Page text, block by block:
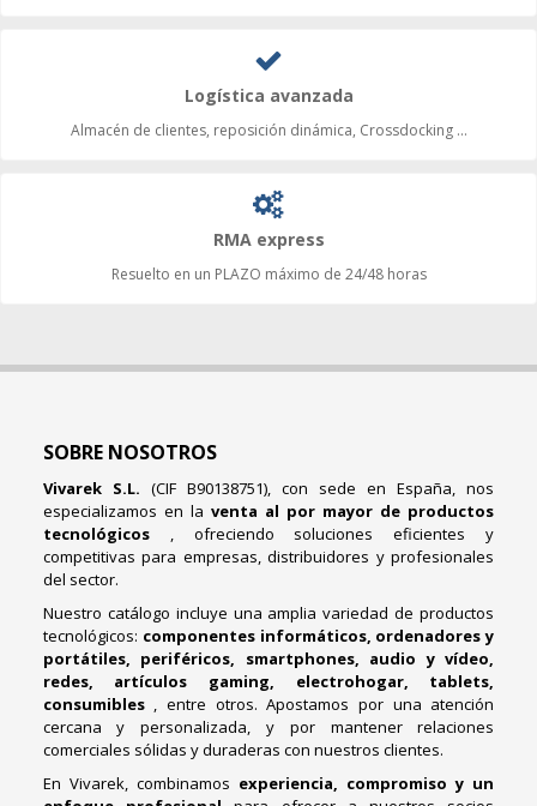
Logística avanzada
Almacén de clientes, reposición dinámica, Crossdocking ...
RMA express
Resuelto en un PLAZO máximo de 24/48 horas
SOBRE NOSOTROS
Vivarek S.L. (CIF B90138751), con sede en España, nos
especializamos en la venta al por mayor de productos
tecnológicos , ofreciendo soluciones eficientes y
competitivas para empresas, distribuidores y profesionales
del sector.
Nuestro catálogo incluye una amplia variedad de productos
tecnológicos: componentes informáticos, ordenadores y
portátiles, periféricos, smartphones, audio y vídeo,
redes, artículos gaming, electrohogar, tablets,
consumibles , entre otros. Apostamos por una atención
cercana y personalizada, y por mantener relaciones
comerciales sólidas y duraderas con nuestros clientes.
En Vivarek, combinamos experiencia, compromiso y un